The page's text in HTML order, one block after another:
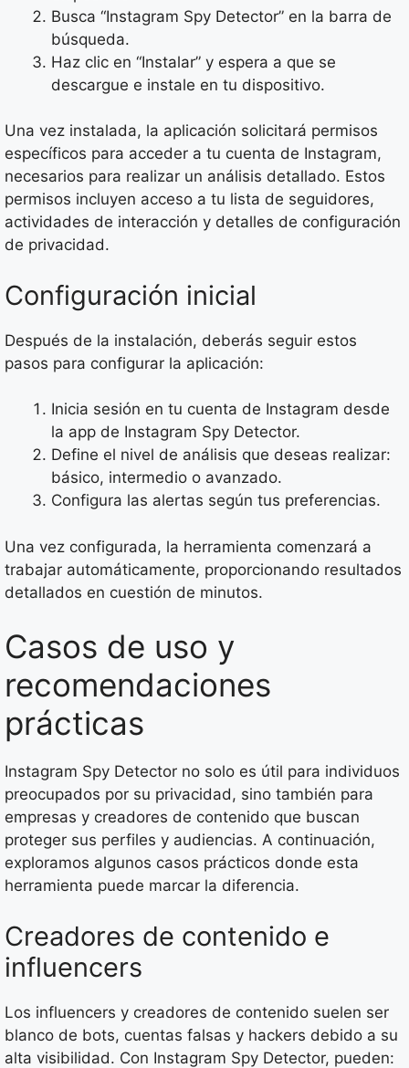
Busca “Instagram Spy Detector” en la barra de
búsqueda.
Haz clic en “Instalar” y espera a que se
descargue e instale en tu dispositivo.
Una vez instalada, la aplicación solicitará permisos
específicos para acceder a tu cuenta de Instagram,
necesarios para realizar un análisis detallado. Estos
permisos incluyen acceso a tu lista de seguidores,
actividades de interacción y detalles de configuración
de privacidad.
Configuración inicial
Después de la instalación, deberás seguir estos
pasos para configurar la aplicación:
Inicia sesión en tu cuenta de Instagram desde
la app de Instagram Spy Detector.
Define el nivel de análisis que deseas realizar:
básico, intermedio o avanzado.
Configura las alertas según tus preferencias.
Una vez configurada, la herramienta comenzará a
trabajar automáticamente, proporcionando resultados
detallados en cuestión de minutos.
Casos de uso y
recomendaciones
prácticas
Instagram Spy Detector no solo es útil para individuos
preocupados por su privacidad, sino también para
empresas y creadores de contenido que buscan
proteger sus perfiles y audiencias. A continuación,
exploramos algunos casos prácticos donde esta
herramienta puede marcar la diferencia.
Creadores de contenido e
influencers
Los influencers y creadores de contenido suelen ser
blanco de bots, cuentas falsas y hackers debido a su
alta visibilidad. Con Instagram Spy Detector, pueden: